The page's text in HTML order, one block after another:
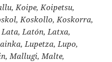
Koipe, Koipetsu,
Koskollo, Koskorra,
Latón, Latxa,
Lupetza, Lupo,
Mallugi, Malte,